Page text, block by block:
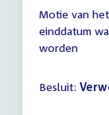
Motie van
einddatum
worden
Besluit: